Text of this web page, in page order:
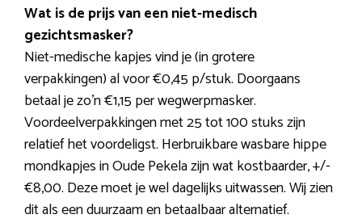
Wat is de prijs van een niet-medisch
gezichtsmasker?
Niet-medische kapjes vind je (in grotere
verpakkingen) al voor €0,45 p/stuk. Doorgaans
betaal je zo’n €1,15 per wegwerpmasker.
Voordeelverpakkingen met 25 tot 100 stuks zijn
relatief het voordeligst. Herbruikbare wasbare hippe
mondkapjes in Oude Pekela zijn wat kostbaarder, +/-
€8,00. Deze moet je wel dagelijks uitwassen. Wij zien
dit als een duurzaam en betaalbaar alternatief.